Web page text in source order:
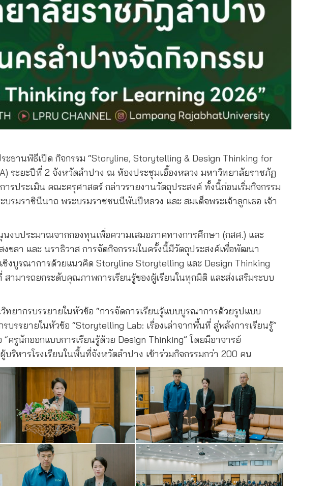
ธานพิธีเปิด กิจกรรม “Storyline, Storytelling & Design Thinking for
ระยะปีที่ 2 จังหวัดลำปาง ณ ห้องประชุมเอื้องหลวง มหาวิทยาลัยราชภัฏ
รประเมิน คณะครุศาสตร์ กล่าวรายงานวัตถุประสงค์ ทั้งนี้ก่อนเริ่มกิจกรรม
มราชินีนาถ พระบรมราชชนนีพันปีหลวง และ สมเด็จพระเจ้าลูกเธอ เจ้า
งบประมาณจากกองทุนเพื่อความเสมอภาคทางการศึกษา (กสศ.) และ
ลา และ นราธิวาส การจัดกิจกรรมในครั้งนี้มีวัตถุประสงค์เพื่อพัฒนา
งบูรณาการด้วยแนวคิด Storyline Storytelling และ Design Thinking
ามารถยกระดับคุณภาพการเรียนรู้ของผู้เรียนในทุกมิติ และส่งเสริมระบบ
ากรบรรยายในหัวข้อ “การจัดการเรียนรู้แบบบูรณาการด้วยรูปแบบ
รยายในหัวข้อ “Storytelling Lab: เรื่องเล่าจากพื้นที่ สู่พลังการเรียนรู้”
รูนักออกแบบการเรียนรู้ด้วย Design Thinking” โดยมีอาจารย์
หารโรงเรียนในพื้นที่จังหวัดลำปาง เข้าร่วมกิจกรรมกว่า 200 คน